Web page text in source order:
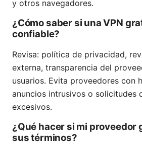
y otros navegadores.
¿Cómo saber si una VPN
confiable?
Revisa: política de privacidad,
externa, transparencia del
usuarios. Evita proveedores con
anuncios intrusivos o solicitudes
excesivos.
¿Qué hacer si mi proveedor
sus términos?